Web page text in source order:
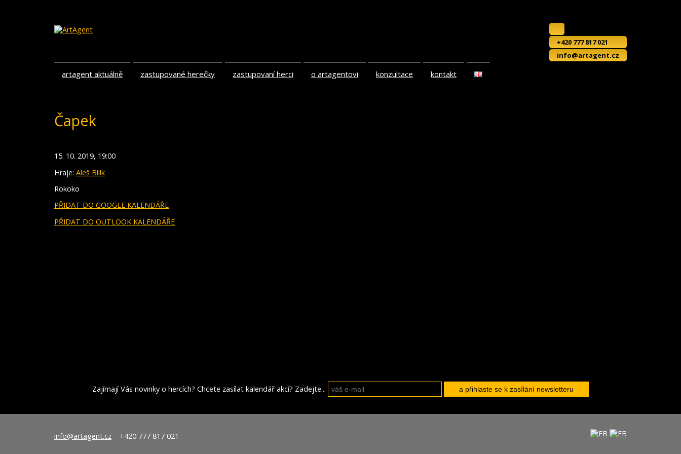
+420 777 817 021
info@artagent.cz
artagent aktuálně zastupované herečky zastupovaní herci o artagentovi konzultace kontakt
Čapek
15. 10. 2019, 19:00
Hraje: Aleš Bílík
Rokoko
PŘIDAT DO GOOGLE KALENDÁŘE
PŘIDAT DO OUTLOOK KALENDÁŘE
Zajímají Vás novinky o hercích? Chcete zasílat kalendář akcí? Zadejte...
info@artagent.cz +420 777 817 021